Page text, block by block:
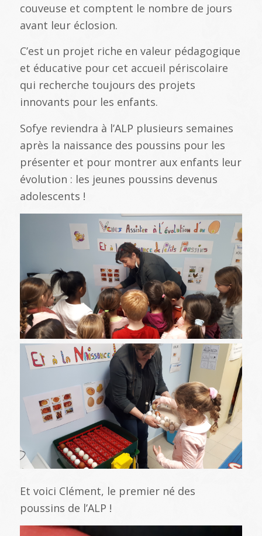
couveuse et comptent le nombre de jours
avant leur éclosion.
C’est un projet riche en valeur pédagogique
et éducative pour cet accueil périscolaire
qui recherche toujours des projets
innovants pour les enfants.
Sofye reviendra à l’ALP plusieurs semaines
après la naissance des poussins pour les
présenter et pour montrer aux enfants leur
évolution : les jeunes poussins devenus
adolescents !
Et voici Clément, le premier né des
poussins de l’ALP !